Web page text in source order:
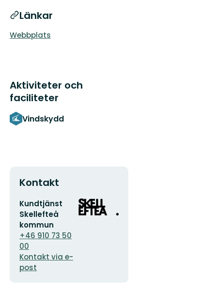
Länkar
Webbplats
Aktiviteter och
faciliteter
Vindskydd
Kontakt
E-
postadress
Kundtjänst
Skellefteå
kommun
+46 910 73 50
00
Kontakt via e-
post
Organisationens
logotyp